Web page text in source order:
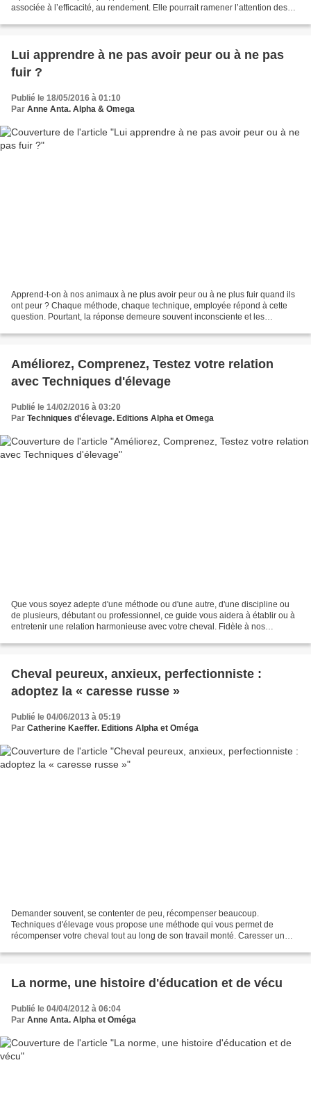
associée à l’efficacité, au rendement. Elle pourrait ramener l’attention des
Lui apprendre à ne pas avoir peur ou à ne pas
fuir ?
Publié le 18/05/2016 à 01:10
Par Anne Anta. Alpha & Omega
Apprend-t-on à nos animaux à ne plus avoir peur ou à ne plus fuir quand ils
ont peur ? Chaque méthode, chaque technique, employée répond à cette
question. Pourtant, la réponse demeure souvent inconsciente et les
Améliorez, Comprenez, Testez votre relation
avec Techniques d'élevage
Publié le 14/02/2016 à 03:20
Par Techniques d'élevage. Editions Alpha et Omega
Que vous soyez adepte d'une méthode ou d'une autre, d'une discipline ou
de plusieurs, débutant ou professionnel, ce guide vous aidera à établir ou à
entretenir une relation harmonieuse avec votre cheval. Fidèle à nos
Cheval peureux, anxieux, perfectionniste :
adoptez la « caresse russe »
Publié le 04/06/2013 à 05:19
Par Catherine Kaeffer. Editions Alpha et Oméga
Demander souvent, se contenter de peu, récompenser beaucoup.
Techniques d'élevage vous propose une méthode qui vous permet de
récompenser votre cheval tout au long de son travail monté. Caresser un
La norme, une histoire d'éducation et de vécu
Publié le 04/04/2012 à 06:04
Par Anne Anta. Alpha et Oméga